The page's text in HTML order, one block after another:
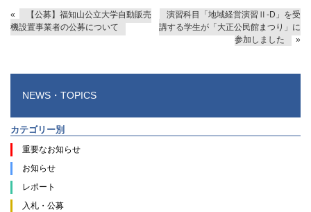
«
【公募】福知山公立大学自動販売
機設置事業者の公募について
演習科目「地域経営演習Ⅱ-D」を受
講する学生が「大正公民館まつり」に
参加しました
»
NEWS・TOPICS
カテゴリー別
重要なお知らせ
お知らせ
レポート
入札・公募